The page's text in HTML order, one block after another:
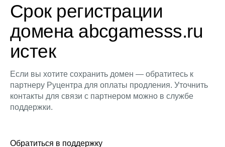
Срок регистрации
домена abcgamesss.ru
истек
Если вы хотите сохранить домен — обратитесь к
партнеру Руцентра для оплаты продления. Уточнить
контакты для связи с партнером можно в службе
поддержки.
Обратиться в поддержку